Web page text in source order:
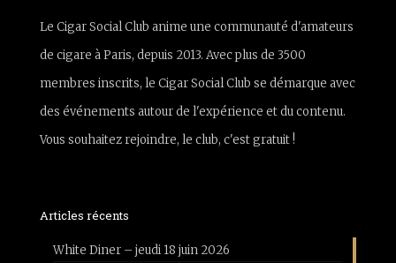
Le Cigar Social Club anime une communauté d'amateurs
de cigare à Paris, depuis 2013. Avec plus de 3500
membres inscrits, le Cigar Social Club se démarque avec
des événements autour de l'expérience et du contenu.
Vous souhaitez rejoindre, le club, c'est gratuit !
Articles récents
White Diner – jeudi 18 juin 2026